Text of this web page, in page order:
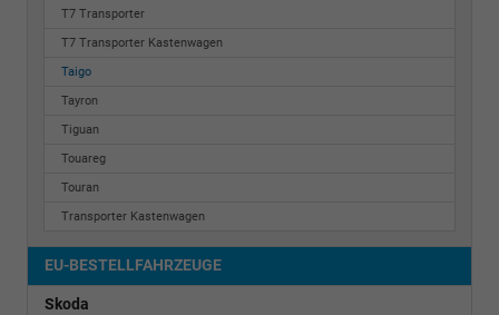
T7 Transporter
T7 Transporter Kastenwagen
Taigo
Tayron
Tiguan
Touareg
Touran
Transporter Kastenwagen
EU-BESTELLFAHRZEUGE
Skoda